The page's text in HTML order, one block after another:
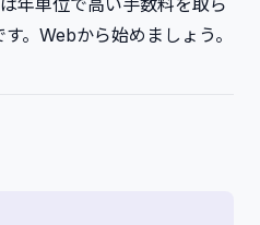
年単位で高い手数料を取ら
。Webから始めましょう。